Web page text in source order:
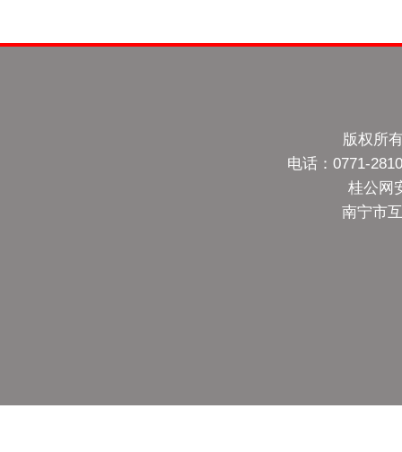
版权所
电话：0771-
桂公网
南宁市